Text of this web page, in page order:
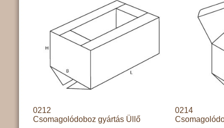
0212
Csomagolódoboz gyártás Üllő
0214